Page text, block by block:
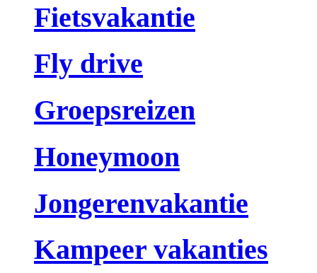
Fietsvakantie
Fly drive
Groepsreizen
Honeymoon
Jongerenvakantie
Kampeer vakanties